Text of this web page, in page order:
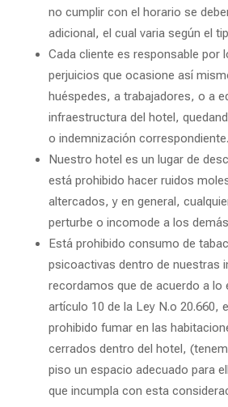
no cumplir con el horario se
adicional, el cual varia según el
Cada cliente es responsable por
perjuicios que ocasione así
huéspedes, a trabajadores, o a
infraestructura del hotel,
o indemnización correspondiente.
Nuestro hotel es un lugar de
está prohibido hacer ruidos
altercados, y en general,
perturbe o incomode a los
Está prohibido consumo de
psicoactivas dentro de nuestras
recordamos que de acuerdo a lo
artículo 10 de la Ley N.o 20.660,
prohibido fumar en las
cerrados dentro del hotel,
piso un espacio adecuado para
que incumpla con esta